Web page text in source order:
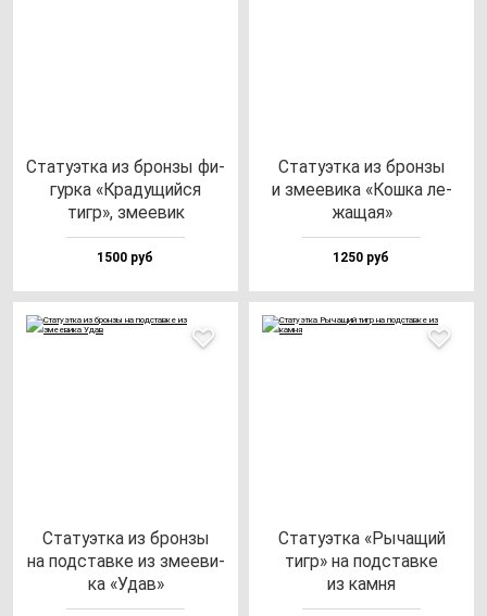
Ста­ту­эт­ка из брон­зы фи­
гур­ка «Кра­ду­щий­ся
тигр», зме­евик
1500 руб
Ста­ту­эт­ка из брон­зы
и зме­еви­ка «Кош­ка ле­
жа­щая»
1250 руб
Ста­ту­эт­ка из брон­зы
на под­став­ке из зме­еви­
ка «Удав»
Ста­ту­эт­ка «Рыча­щий
тигр» на под­став­ке
из кам­ня